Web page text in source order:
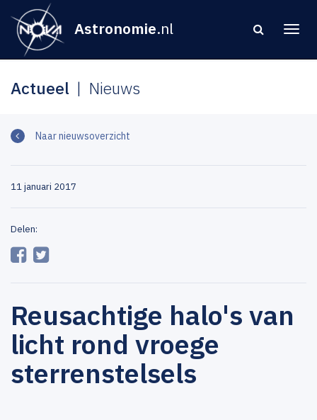
Astronomie.nl
Actueel Nieuws
Naar nieuwsoverzicht
11 januari 2017
Delen:
Reusachtige halo's van
licht rond vroege
sterrenstelsels